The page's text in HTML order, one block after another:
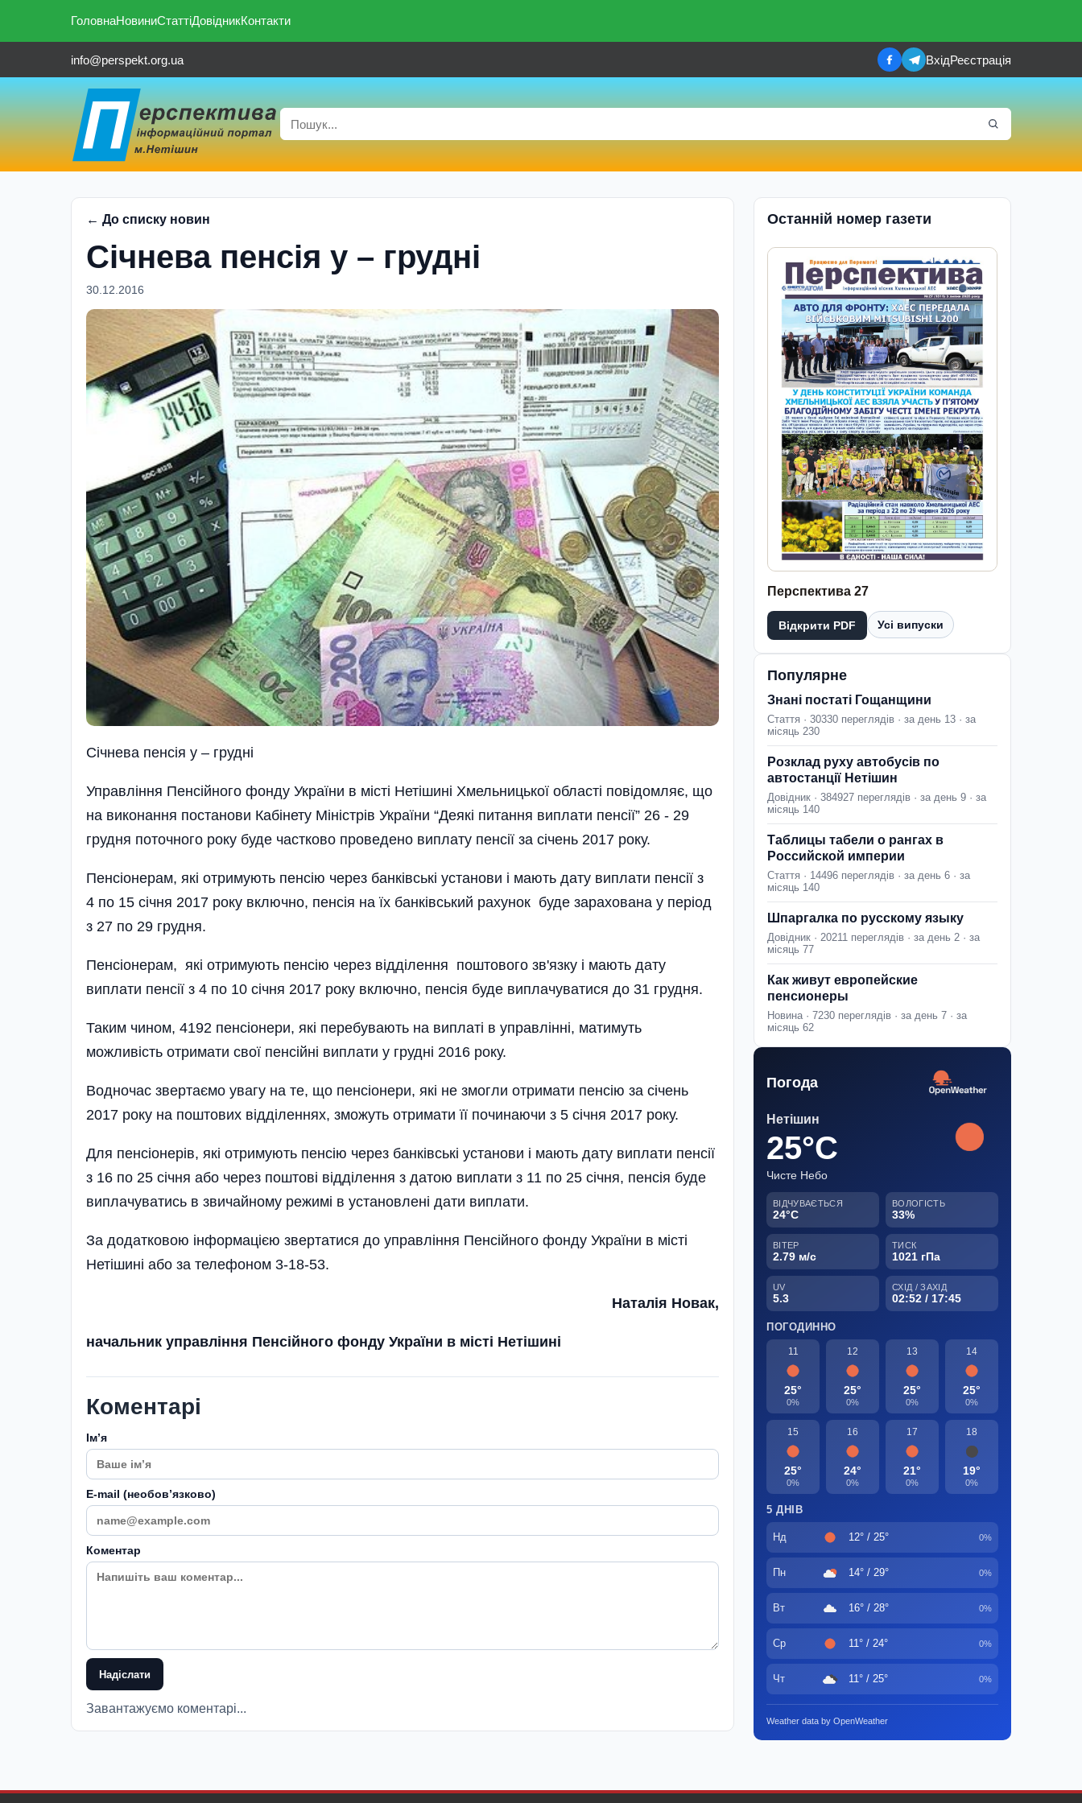
ГоловнаНовиниСтаттіДовідникКонтакти
info@perspekt.org.ua ВхідРеєстрація
← До списку новин
Сiчнева пенсiя у – груднi
30.12.2016
Сiчнева пенсiя у – груднi
Управління Пенсійного фонду України в місті Нетішині Хмельницької області повідомляє, що
на виконання постанови Кабінету Міністрів України “Деякі питання виплати пенсії” 26 - 29
грудня поточного року буде частково проведено виплату пенсії за січень 2017 року.
Пенсіонерам, які отримують пенсію через банківські установи і мають дату виплати пенсії з
4 по 15 січня 2017 року включно, пенсія на їх банківський рахунок буде зарахована у період
з 27 по 29 грудня.
Пенсіонерам, які отримують пенсію через відділення поштового зв'язку і мають дату
виплати пенсії з 4 по 10 січня 2017 року включно, пенсія буде виплачуватися до 31 грудня.
Таким чином, 4192 пенсіонери, які перебувають на виплаті в управлінні, матимуть
можливість отримати свої пенсійні виплати у грудні 2016 року.
Водночас звертаємо увагу на те, що пенсіонери, які не змогли отримати пенсію за січень
2017 року на поштових відділеннях, зможуть отримати її починаючи з 5 січня 2017 року.
Для пенсіонерів, які отримують пенсію через банківські установи і мають дату виплати пенсії
з 16 по 25 січня або через поштові відділення з датою виплати з 11 по 25 січня, пенсія буде
виплачуватись в звичайному режимі в установлені дати виплати.
За додатковою інформацією звертатися до управління Пенсійного фонду України в місті
Нетішині або за телефоном 3-18-53.
Наталія Новак,
начальник управління Пенсійного фонду України в місті Нетішині
Коментарі
Імʼя
E-mail (необовʼязково)
Коментар
Надіслати
Завантажуємо коментарі...
Останній номер газети
Перспектива 27
Відкрити PDF Усі випуски
Популярне
Знані постаті Гощанщини
Стаття · 30330 переглядів · за день 13 · за
місяць 230
Розклад руху автобусів по
автостанції Нетішин
Довідник · 384927 переглядів · за день 9 · за
місяць 140
Таблицы табели о рангах в
Российской империи
Стаття · 14496 переглядів · за день 6 · за
місяць 140
Шпаргалка по русскому языку
Довідник · 20211 переглядів · за день 2 · за
місяць 77
Как живут европейские
пенсионеры
Новина · 7230 переглядів · за день 7 · за
місяць 62
Погода
Нетішин
25°C
Чисте Небо
ВІДЧУВАЄТЬСЯ
24°C
ВОЛОГІСТЬ
33%
ВІТЕР
2.79 м/с
ТИСК
1021 гПа
UV
5.3
СХІД / ЗАХІД
02:52 / 17:45
ПОГОДИННО
11
25°
0%
12
25°
0%
13
25°
0%
14
25°
0%
15
25°
0%
16
24°
0%
17
21°
0%
18
19°
0%
5 ДНІВ
Нд 12° / 25° 0%
Пн 14° / 29° 0%
Вт 16° / 28° 0%
Ср 11° / 24° 0%
Чт 11° / 25° 0%
Weather data by OpenWeather